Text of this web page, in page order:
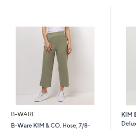
um
diese
B-WARE
B-Ware KIM & CO. Hose, 7/8-
KIM